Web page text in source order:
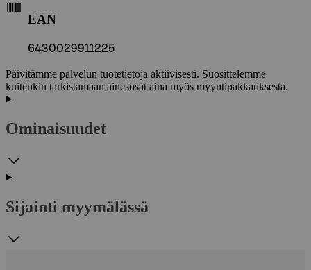
EAN
6430029911225
Päivitämme palvelun tuotetietoja aktiivisesti. Suosittelemme
kuitenkin tarkistamaan ainesosat aina myös myyntipakkauksesta.
Ominaisuudet
Sijainti myymälässä